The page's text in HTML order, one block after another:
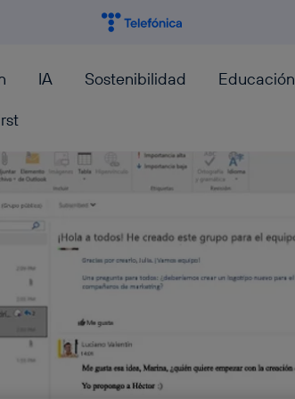
IA Sostenibilidad Educación